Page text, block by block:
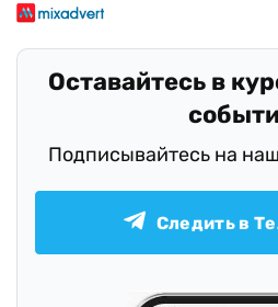
Оставайтесь в
Подписывайтесь на
Следить в